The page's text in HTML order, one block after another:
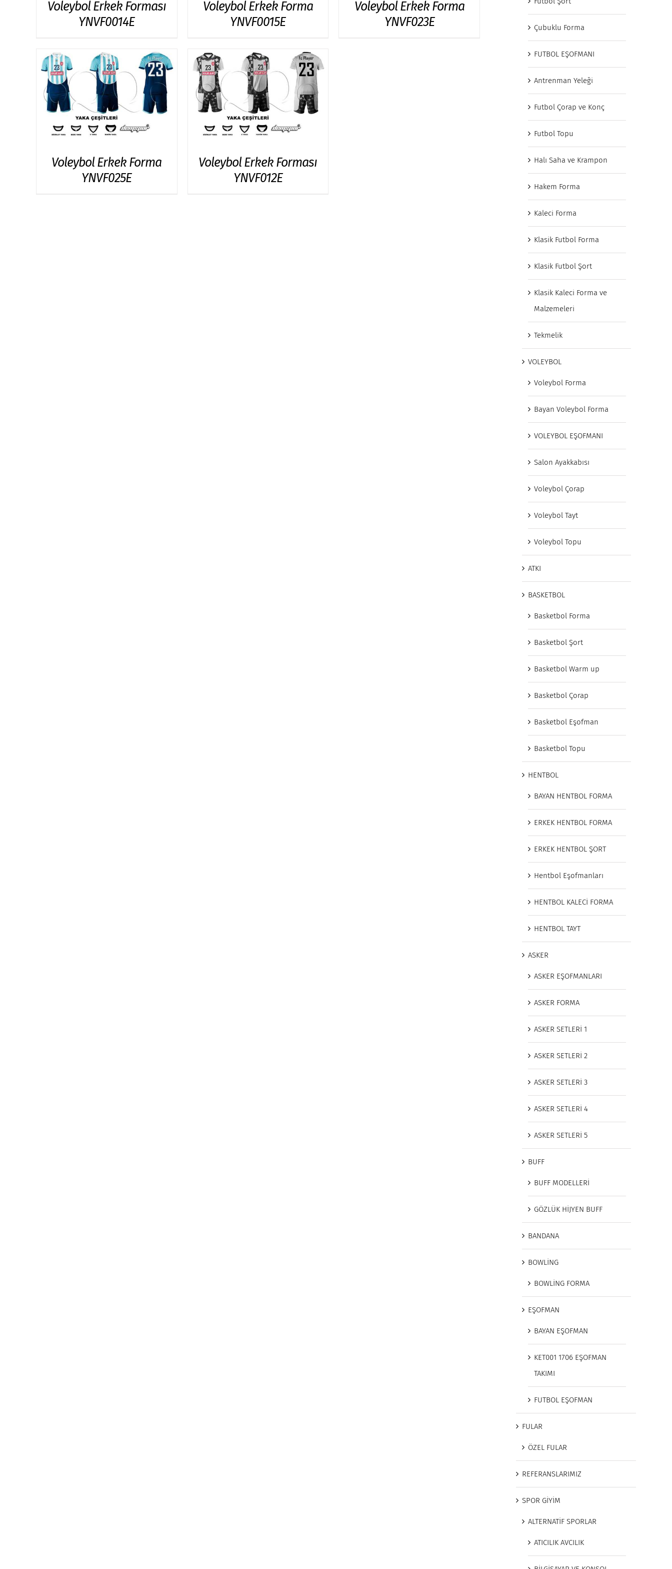
Voleybol Erkek Forması
YNVF0014E
Voleybol Erkek Forma
YNVF0015E
Voleybol Erkek Forma
YNVF023E
Voleybol Erkek Forma
YNVF025E
Voleybol Erkek Forması
YNVF012E
Çubuklu Forma
FUTBOL EŞOFMANI
Antrenman Yeleği
Futbol Çorap ve Konç
Futbol Topu
Halı Saha ve Krampon
Hakem Forma
Kaleci Forma
Klasik Futbol Forma
Klasik Futbol Şort
Klasik Kaleci Forma ve
Malzemeleri
Tekmelik
VOLEYBOL
Voleybol Forma
Bayan Voleybol Forma
VOLEYBOL EŞOFMANI
Salon Ayakkabısı
Voleybol Çorap
Voleybol Tayt
Voleybol Topu
ATKI
BASKETBOL
Basketbol Forma
Basketbol Şort
Basketbol Warm up
Basketbol Çorap
Basketbol Eşofman
Basketbol Topu
HENTBOL
BAYAN HENTBOL FORMA
ERKEK HENTBOL FORMA
ERKEK HENTBOL ŞORT
Hentbol Eşofmanları
HENTBOL KALECİ FORMA
HENTBOL TAYT
ASKER
ASKER EŞOFMANLARI
ASKER FORMA
ASKER SETLERİ 1
ASKER SETLERİ 2
ASKER SETLERİ 3
ASKER SETLERİ 4
ASKER SETLERİ 5
BUFF
BUFF MODELLERİ
GÖZLÜK HİJYEN BUFF
BANDANA
BOWLİNG
BOWLİNG FORMA
EŞOFMAN
BAYAN EŞOFMAN
KET001 1706 EŞOFMAN
TAKIMI
FUTBOL EŞOFMAN
FULAR
ÖZEL FULAR
REFERANSLARIMIZ
SPOR GİYİM
ALTERNATİF SPORLAR
ATICILIK AVCILIK